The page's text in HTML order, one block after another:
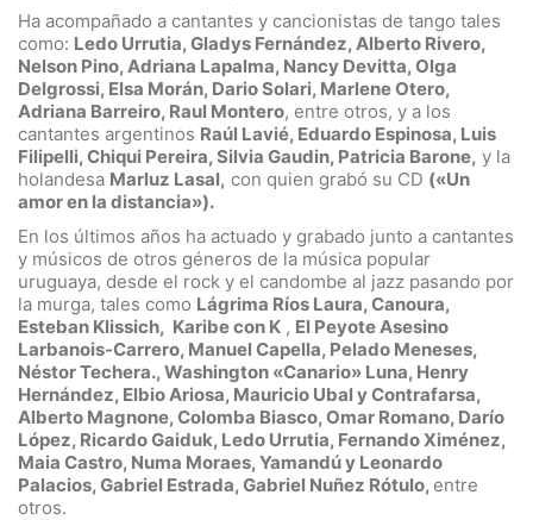
Ha acompañado a cantantes y cancionistas de tango tales
como: Ledo Urrutia, Gladys Fernández, Alberto Rivero,
Nelson Pino, Adriana Lapalma, Nancy Devitta, Olga
Delgrossi, Elsa Morán, Dario Solari, Marlene Otero,
Adriana Barreiro, Raul Montero, entre otros, y a los
cantantes argentinos Raúl Lavié, Eduardo Espinosa, Luis
Filipelli, Chiqui Pereira, Silvia Gaudin, Patricia Barone, y la
holandesa Marluz Lasal, con quien grabó su CD («Un
amor en la distancia»).
En los últimos años ha actuado y grabado junto a cantantes
y músicos de otros géneros de la música popular
uruguaya, desde el rock y el candombe al jazz pasando por
la murga, tales como Lágrima Ríos Laura, Canoura,
Esteban Klissich, Karibe con K , El Peyote Asesino
Larbanois-Carrero, Manuel Capella, Pelado Meneses,
Néstor Techera., Washington «Canario» Luna, Henry
Hernández, Elbio Ariosa, Mauricio Ubal y Contrafarsa,
Alberto Magnone, Colomba Biasco, Omar Romano, Darío
López, Ricardo Gaiduk, Ledo Urrutia, Fernando Ximénez,
Maia Castro, Numa Moraes, Yamandú y Leonardo
Palacios, Gabriel Estrada, Gabriel Nuñez Rótulo, entre
otros.